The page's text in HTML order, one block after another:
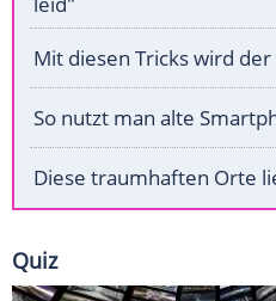
Mit diesen Tricks wird
So nutzt man alte
Diese traumhaften Orte
Quiz